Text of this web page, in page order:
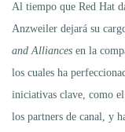
Al tiempo que Red Hat
Anzweiler dejará su
and Alliances en la
los cuales ha
iniciativas clave, como
los partners de canal, y